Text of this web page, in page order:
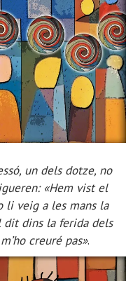
un dels dotze, no
«Hem vist el
li veig a les mans la
dit dins la ferida dels
creuré pas».